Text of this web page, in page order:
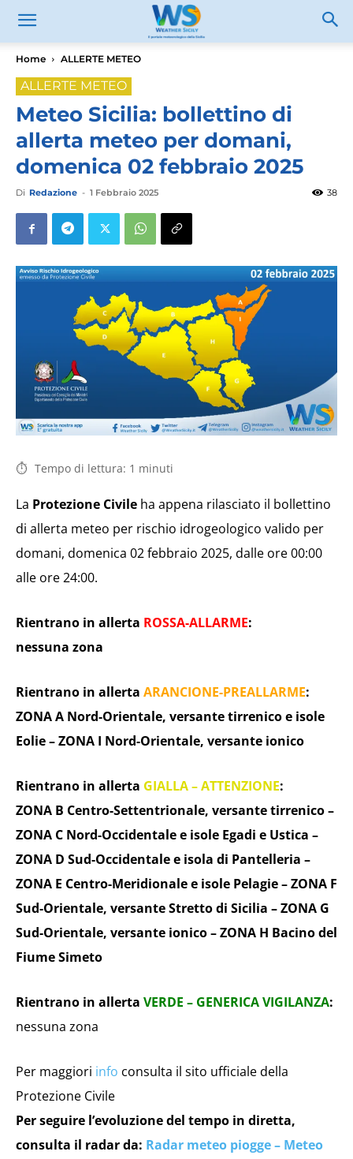
Home ALLERTE METEO
ALLERTE METEO
Meteo Sicilia: bollettino di
allerta meteo per domani,
domenica 02 febbraio 2025
Di Redazione - 1 Febbraio 2025 38
Tempo di lettura: 1 minuti
La Protezione Civile ha appena rilasciato il bollettino
di allerta meteo per rischio idrogeologico valido per
domani, domenica 02 febbraio 2025, dalle ore 00:00
alle ore 24:00.
Rientrano in allerta ROSSA-ALLARME:
nessuna zona
Rientrano in allerta ARANCIONE-PREALLARME:
ZONA A Nord-Orientale, versante tirrenico e isole
Eolie – ZONA I Nord-Orientale, versante ionico
Rientrano in allerta GIALLA – ATTENZIONE:
ZONA B Centro-Settentrionale, versante tirrenico –
ZONA C Nord-Occidentale e isole Egadi e Ustica –
ZONA D Sud-Occidentale e isola di Pantelleria –
ZONA E Centro-Meridionale e isole Pelagie – ZONA F
Sud-Orientale, versante Stretto di Sicilia – ZONA G
Sud-Orientale, versante ionico – ZONA H Bacino del
Fiume Simeto
Rientrano in allerta VERDE – GENERICA VIGILANZA:
nessuna zona
Per maggiori info consulta il sito ufficiale della
Protezione Civile
Per seguire l’evoluzione del tempo in diretta,
consulta il radar da: Radar meteo piogge – Meteo